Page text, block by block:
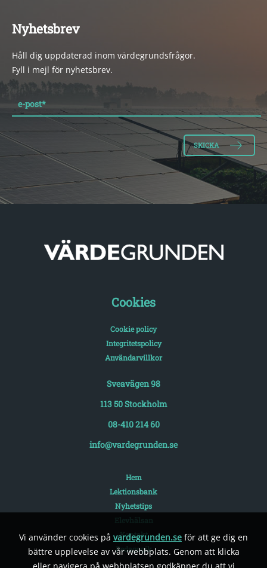
Vi använder cookies på vardegrunden.se för att ge dig en
bättre upplevelse av vår webbplats. Genom att klicka
Nyhetsbrev
Håll dig uppdaterad inom värdegrundsfrågor.
Fyll i mejl för nyhetsbrev.
e-post*
Cookies
Cookie policy
Integritetspolicy
Användarvillkor
Sveavägen 98
113 50 Stockholm
08-410 214 60
info@vardegrunden.se
Hem
Lektionsbank
Nyhetstips
Kontakt
Pedagogik